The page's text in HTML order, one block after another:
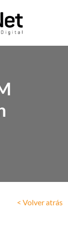
< Volver atrás